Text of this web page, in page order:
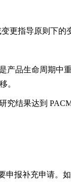
指导原则下的
品生命周期中
。
结果达到
报补充申请。